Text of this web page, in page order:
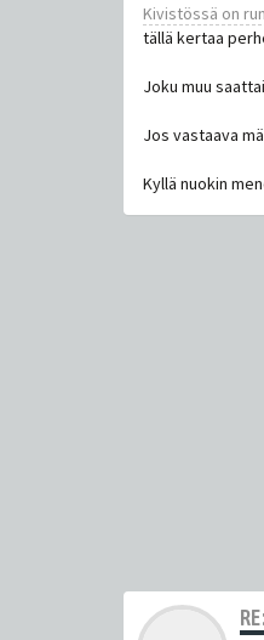
Kivistössä on
tällä kertaa
Joku muu
Jos vastaava
Kyllä nuokin